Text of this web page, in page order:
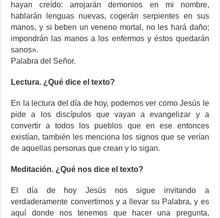
hayan creído: arrojarán demonios en mi nombre,
hablarán lenguas nuevas, cogerán serpientes en sus
manos, y si beben un veneno mortal, no les hará daño;
impondrán las manos a los enfermos y éstos quedarán
sanos».
Palabra del Señor.
Lectura. ¿Qué dice el texto?
En la lectura del día de hoy, podemos ver como Jesús le
pide a los discípulos que vayan a evangelizar y a
convertir a todos los pueblos que en ese entonces
existían, también les menciona los signos que se verían
de aquellas personas que crean y lo sigan.
Meditación. ¿Qué nos dice el texto?
El día de hoy Jesús nos sigue invitando a
verdaderamente convertirnos y a llevar su Palabra, y es
aquí donde nos tenemos que hacer una pregunta,